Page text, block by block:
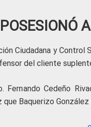
Ciudadana y Control
del cliente
Fernando Cedeño
Baquerizo